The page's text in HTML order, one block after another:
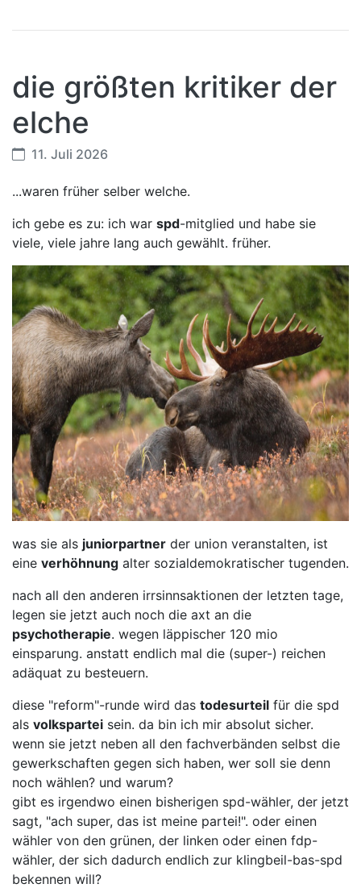
die größten kritiker der
elche
11. Juli 2026
...waren früher selber welche.
ich gebe es zu: ich war spd-mitglied und habe sie
viele, viele jahre lang auch gewählt. früher.
was sie als juniorpartner der union veranstalten, ist
eine verhöhnung alter sozialdemokratischer tugenden.
nach all den anderen irrsinnsaktionen der letzten tage,
legen sie jetzt auch noch die axt an die
psychotherapie. wegen läppischer 120 mio
einsparung. anstatt endlich mal die (super-) reichen
adäquat zu besteuern.
diese "reform"-runde wird das todesurteil für die spd
als volkspartei sein. da bin ich mir absolut sicher.
wenn sie jetzt neben all den fachverbänden selbst die
gewerkschaften gegen sich haben, wer soll sie denn
noch wählen? und warum?
gibt es irgendwo einen bisherigen spd-wähler, der jetzt
sagt, "ach super, das ist meine partei!". oder einen
wähler von den grünen, der linken oder einen fdp-
wähler, der sich dadurch endlich zur klingbeil-bas-spd
bekennen will?